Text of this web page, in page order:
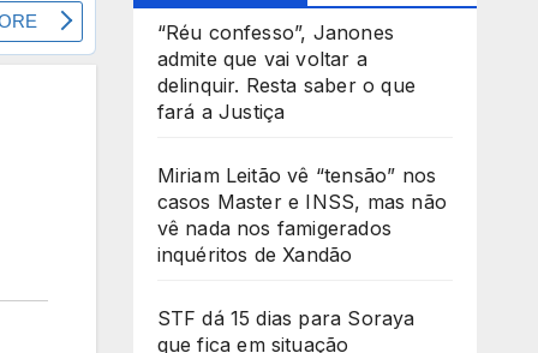
“Réu confesso”, Janones
admite que vai voltar a
delinquir. Resta saber o que
fará a Justiça
Miriam Leitão vê “tensão” nos
casos Master e INSS, mas não
vê nada nos famigerados
inquéritos de Xandão
STF dá 15 dias para Soraya
que fica em situação